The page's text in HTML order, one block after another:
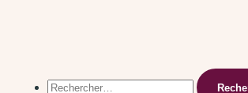
Rechercher :